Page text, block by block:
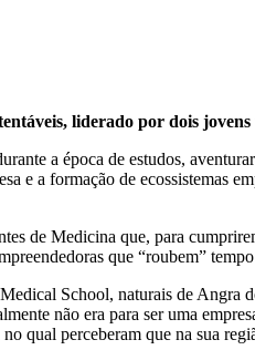
liderado por dois
a época de estudos,
e a formação de ecossistemas
de Medicina que, para
que “roubem”
School, naturais de Angra
não era para ser uma
qual perceberam que na sua